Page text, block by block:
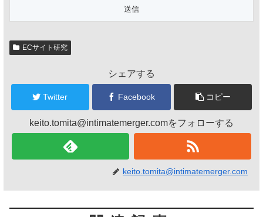
ECサイト研究
シェアする
Twitter Facebook コピー
keito.tomita@intimatemerger.comをフォローする
keito.tomita@intimatemerger.com